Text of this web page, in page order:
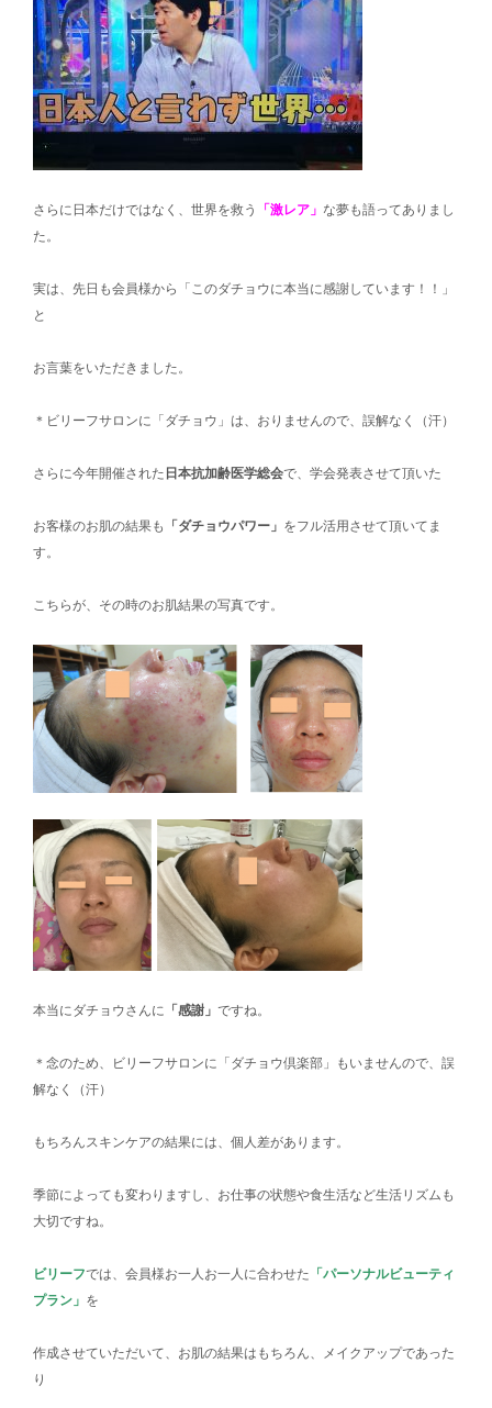
さらに日本だけではなく、世界を救う 「激レア」 な夢も語ってありまし
た。
実は、先日も会員様から「このダチョウに本当に感謝しています！！」
と
お言葉をいただきました。
＊ビリーフサロンに「ダチョウ」は、おりませんので、誤解なく（汗）
さらに今年開催された 日本抗加齢医学総会で、学会発表させて頂いた
お客様のお肌の結果も 「ダチョウパワー」 をフル活用させて頂いてま
す。
こちらが、その時のお肌結果の写真です。
本当にダチョウさんに 「感謝」 ですね。
＊念のため、ビリーフサロンに「ダチョウ倶楽部」もいませんので、誤
解なく（汗）
もちろんスキンケアの結果には、個人差があります。
季節によっても変わりますし、お仕事の状態や食生活など生活リズムも
大切ですね。
ビリーフでは、会員様お一人お一人に合わせた 「パーソナルビューティ
プラン」 を
作成させていただいて、お肌の結果はもちろん、メイクアップであった
り